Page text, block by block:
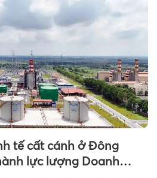
tế cất cánh ở Đông
lực lượng Doanh